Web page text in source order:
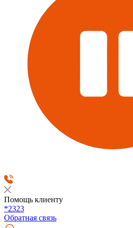
Помощь клиенту
*2323
Обратная связь